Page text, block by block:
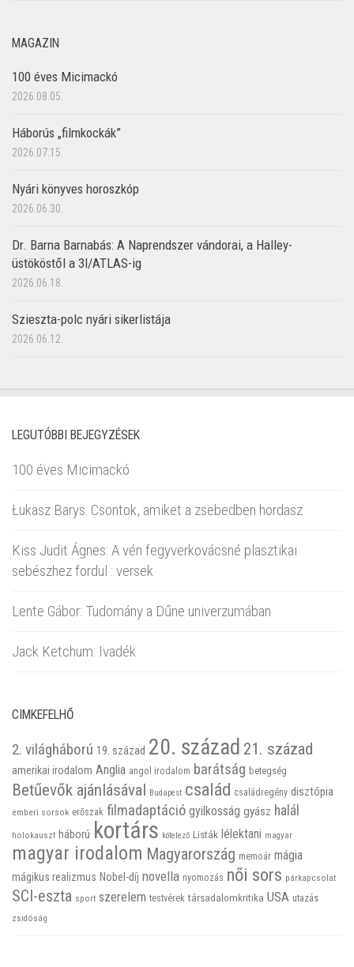
MAGAZIN
100 éves Micimackó
2026.08.05.
Háborús „filmkockák”
2026.07.15.
Nyári könyves horoszkóp
2026.06.30.
Dr. Barna Barnabás: A Naprendszer vándorai, a Halley-
üstököstől a 3I/ATLAS-ig
2026.06.18.
Szieszta-polc nyári sikerlistája
2026.06.12.
LEGUTÓBBI BEJEGYZÉSEK
100 éves Micimackó
Łukasz Barys: Csontok, amiket a zsebedben hordasz
Kiss Judit Ágnes: A vén fegyverkovácsné plasztikai
sebészhez fordul : versek
Lente Gábor: Tudomány a Dűne univerzumában
Jack Ketchum: Ivadék
CIMKEFELHŐ
2. világháború 19. század 20. század 21. század
amerikai irodalom Anglia angol irodalom barátság betegség
Betűevők ajánlásával Budapest család családregény disztópia
emberi sorsok erőszak filmadaptáció gyilkosság gyász halál
holokauszt háború kortárs kötelező Listák lélektani magyar
magyar irodalom Magyarország memoár mágia
mágikus realizmus Nobel-díj novella nyomozás női sors párkapcsolat
SCI-eszta sport szerelem testvérek társadalomkritika USA utazás
zsidóság